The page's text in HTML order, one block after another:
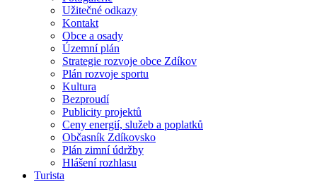
Užitečné odkazy
Kontakt
Obce a osady
Územní plán
Strategie rozvoje obce Zdíkov
Plán rozvoje sportu
Kultura
Bezproudí
Publicity projektů
Ceny energií, služeb a poplatků
Občasník Zdíkovsko
Plán zimní údržby
Hlášení rozhlasu
Turista